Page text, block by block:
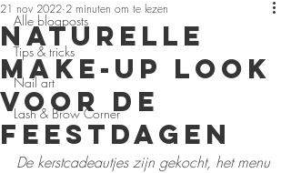
Alle blogposts
Tips & tricks
Nail art
Lash & Brow Corner
Naturelle
make-up look
voor de
feestdagen
21 nov 2022 2 minuten om te lezen
De kerstcadeautjes zijn gekocht, het menu